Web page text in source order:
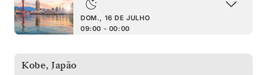
DOM., 16 DE JULHO
09:00 - 00:00
Kobe, Japão